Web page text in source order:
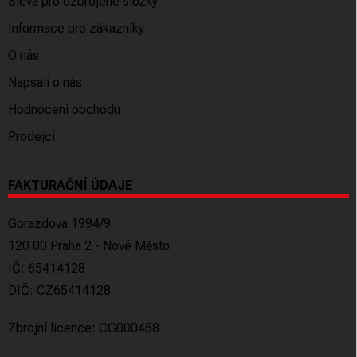
Informace pro zákazníky
O nás
Napsali o nás
Hodnocení obchodu
Prodejci
FAKTURAČNÍ ÚDAJE
Gorazdova 1994/9
120 00 Praha 2 - Nové Město
IČ: 65414128
DIČ: CZ65414128
Zbrojní licence: CG000458